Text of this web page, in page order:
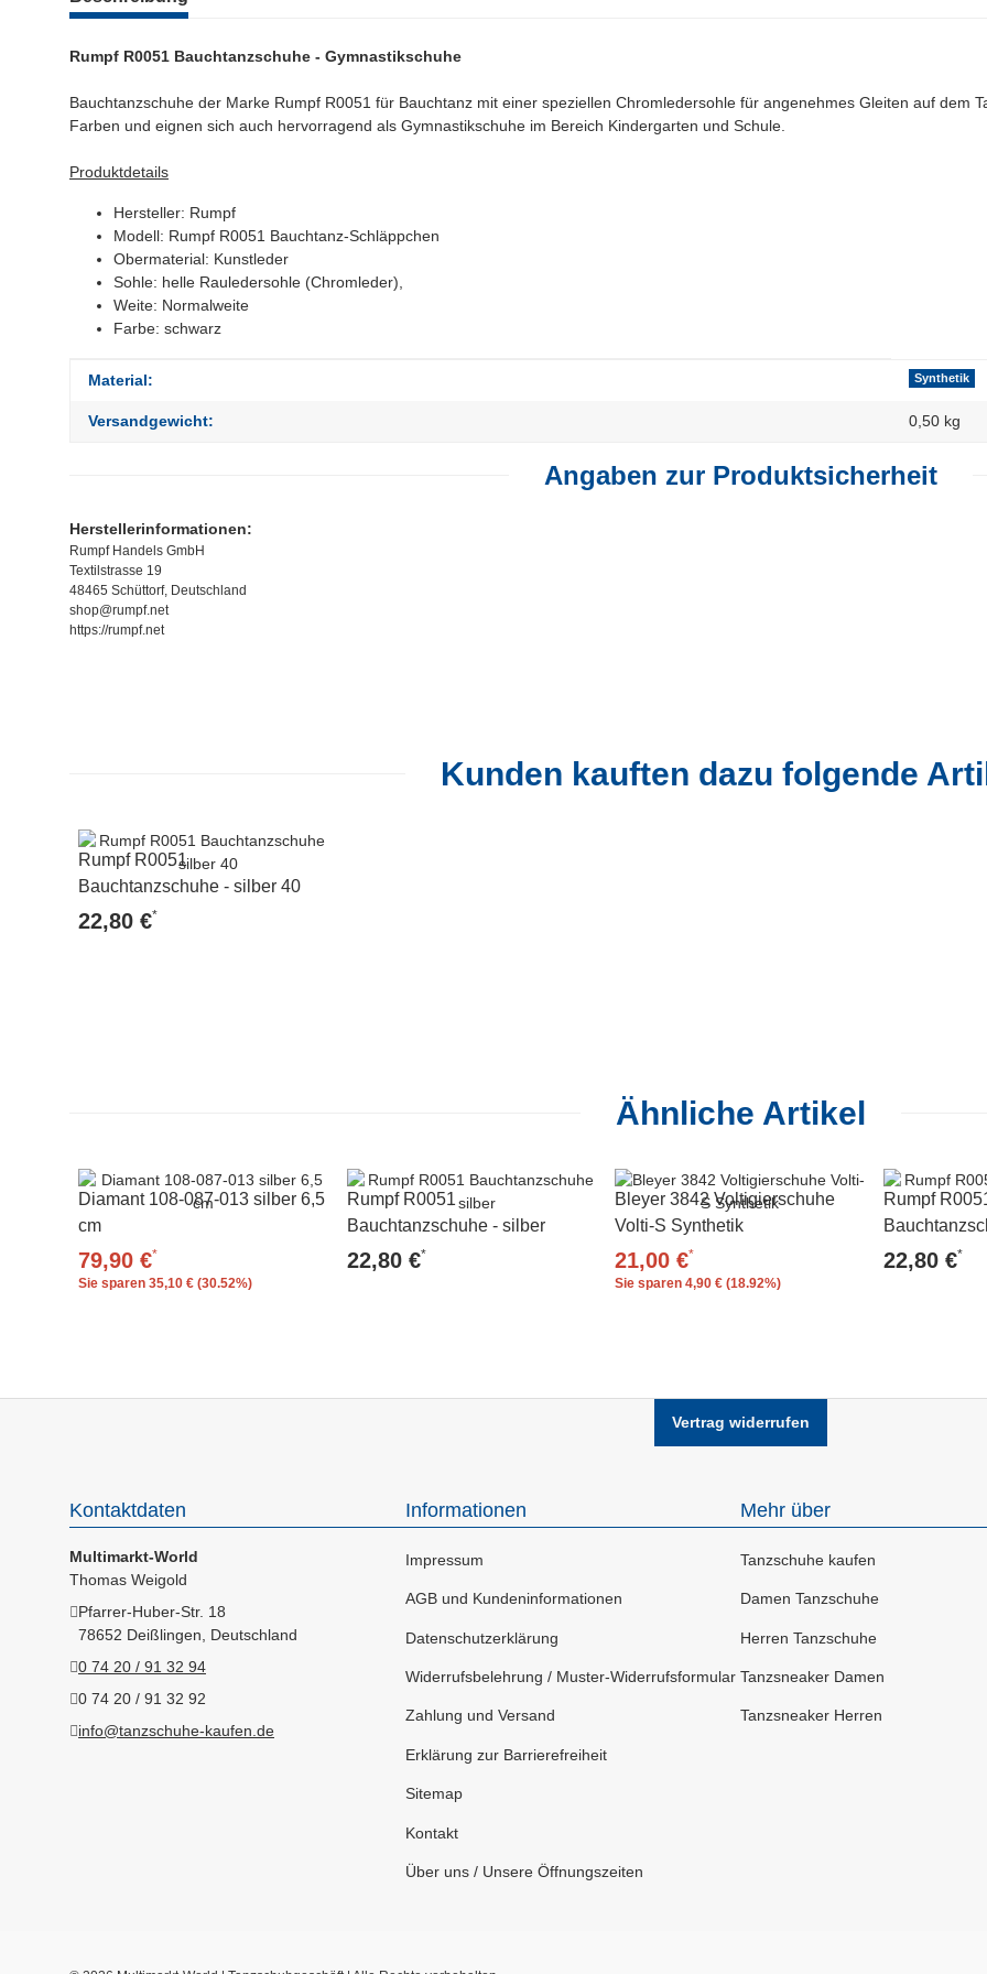
Rumpf R0051 Bauchtanzschuhe - Gymnastikschuhe
Bauchtanzschuhe der Marke Rumpf R0051 für Bauchtanz mit einer speziellen Chromledersohle für angenehmes Gleiten auf dem
Farben und eignen sich auch hervorragend als Gymnastikschuhe im Bereich Kindergarten und Schule.
Produktdetails
Hersteller: Rumpf
Modell: Rumpf R0051 Bauchtanz-Schläppchen
Obermaterial: Kunstleder
Sohle: helle Rauledersohle (Chromleder),
Weite: Normalweite
Farbe: schwarz
Produkteigenschaft
Wert
Material: Synthetik
Versandgewicht: 0,50 kg
Angaben zur Produktsicherheit
Herstellerinformationen:
Rumpf Handels GmbH
Textilstrasse 19
48465 Schüttorf, Deutschland
shop@rumpf.net
https://rumpf.net
Kunden kauften dazu folgende
Rumpf R0051
Bauchtanzschuhe - silber 40
22,80 €*
Ähnliche Artikel
Diamant 108-087-013 silber 6,5
cm
79,90 €*
Sie sparen 35,10 € (30.52%)
Rumpf R0051
Bauchtanzschuhe - silber
22,80 €*
Bleyer 3842 Voltigierschuhe
Volti-S Synthetik
21,00 €*
Sie sparen 4,90 € (18.92%)
Rumpf
22,80 €*
Vertrag widerrufen
Kontaktdaten
Multimarkt-World
Thomas Weigold
Pfarrer-Huber-Str. 18
78652 Deißlingen, Deutschland
0 74 20 / 91 32 94
0 74 20 / 91 32 92
info@tanzschuhe-kaufen.de
Informationen
Impressum
AGB und Kundeninformationen
Datenschutzerklärung
Widerrufsbelehrung / Muster-Widerrufsformular
Zahlung und Versand
Erklärung zur Barrierefreiheit
Sitemap
Kontakt
Über uns / Unsere Öffnungszeiten
Mehr über
Tanzschuhe kaufen
Damen Tanzschuhe
Herren Tanzschuhe
Tanzsneaker Damen
Tanzsneaker Herren